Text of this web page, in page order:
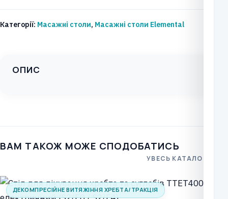
Модель:
Категорії: Масажні столи, Масажні столи Elemental
ОПИС
ВАМ ТАКОЖ МОЖЕ СПОДОБАТИСЬ
УВЕСЬ КАТАЛОГ
ДЕКОМПРЕСІЙНЕ ВИТЯЖІННЯ ХРЕБТА/ТРАКЦІЯ